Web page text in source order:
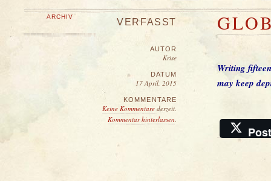
ARCHIV
VERFASST
AUTOR
Krise
DATUM
17 April, 2015
KOMMENTARE
Keine Kommentare derzeit.
Kommentar hinterlassen.
Writing
may keep
Post